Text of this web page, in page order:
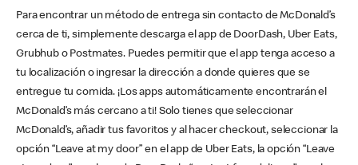
Para encontrar un método de entrega sin contacto de McDonald’s
cerca de ti, simplemente descarga el app de DoorDash, Uber Eats,
Grubhub o Postmates. Puedes permitir que el app tenga acceso a
tu localización o ingresar la dirección a donde quieres que se
entregue tu comida. ¡Los apps automáticamente encontrarán el
McDonald’s más cercano a ti! Solo tienes que seleccionar
McDonald’s, añadir tus favoritos y al hacer checkout, seleccionar la
opción “Leave at my door” en el app de Uber Eats, la opción “Leave